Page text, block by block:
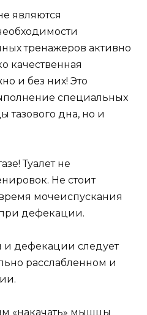
являются
тренажеров активно
качественная
и без них! Это
специальных
дна, но и
Туалет не
Не стоит
мочеиспускания
дефекации.
и дефекации следует
расслабленном и
«накачать» мышцы